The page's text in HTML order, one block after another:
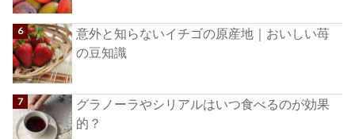
意外と知らないイチゴの原産地｜おいしい苺
の豆知識
グラノーラやシリアルはいつ食べるのが効果
的？